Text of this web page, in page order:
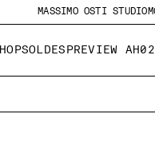
MASSIMO OSTI STUDIO
SOLDESPREVIEW